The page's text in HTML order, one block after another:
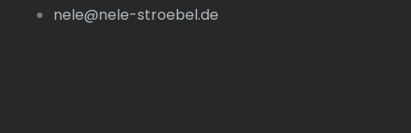
nele@nele-stroebel.de